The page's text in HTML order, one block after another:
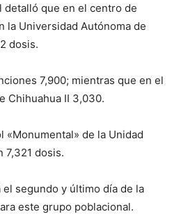
detalló que en el centro de
la Universidad Autónoma de
dosis.
7,900; mientras que en el
Chihuahua II 3,030.
«Monumental» de la Unidad
7,321 dosis.
segundo y último día de la
este grupo poblacional.